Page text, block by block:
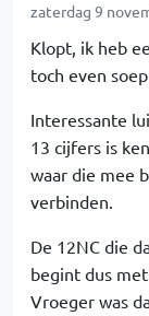
zaterdag 9
Klopt, ik heb
toch even
Interessante
13 cijfers is
waar die mee
verbinden.
De 12NC die
begint dus
Vroeger was